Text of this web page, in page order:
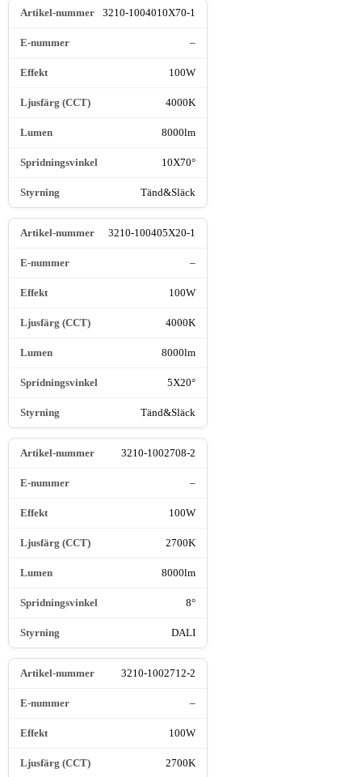
3210-1004010X70-1
–
100W
4000K
8000lm
10X70°
Tänd&Släck
3210-100405X20-1
–
100W
4000K
8000lm
5X20°
Tänd&Släck
3210-1002708-2
–
100W
2700K
8000lm
8°
DALI
3210-1002712-2
–
100W
2700K